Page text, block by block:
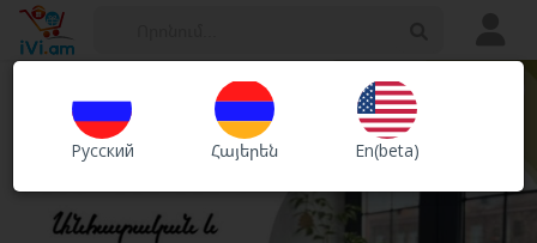
Русский Հայերեն En(beta)
Հայտարարություններ
Խանութներ